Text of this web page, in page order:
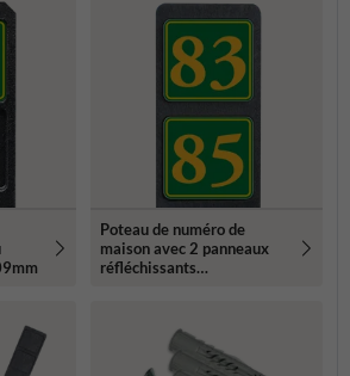
Poteau de numéro de
maison avec 2 panneaux
réfléchissants